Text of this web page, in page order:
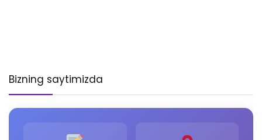
Bizning saytimizda